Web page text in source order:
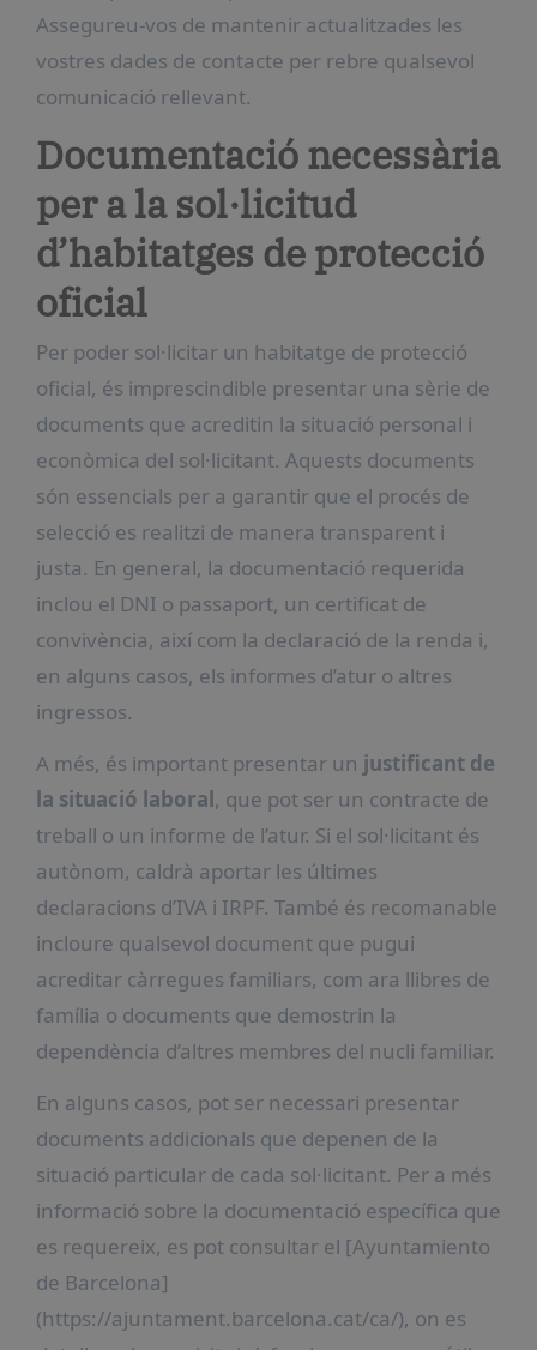
Assegureu-vos de mantenir actualitzades les
vostres dades de contacte per rebre qualsevol
comunicació rellevant.
Documentació necessària
per a la sol·licitud
d’habitatges de protecció
oficial
Per poder sol·licitar un habitatge de protecció
oficial, és imprescindible presentar una sèrie de
documents que acreditin la situació personal i
econòmica del sol·licitant. Aquests documents
són essencials per a garantir que el procés de
selecció es realitzi de manera transparent i
justa. En general, la documentació requerida
inclou el DNI o passaport, un certificat de
convivència, així com la declaració de la renda i,
en alguns casos, els informes d’atur o altres
ingressos.
A més, és important presentar un justificant de
la situació laboral, que pot ser un contracte de
treball o un informe de l’atur. Si el sol·licitant és
autònom, caldrà aportar les últimes
declaracions d’IVA i IRPF. També és recomanable
incloure qualsevol document que pugui
acreditar càrregues familiars, com ara llibres de
família o documents que demostrin la
dependència d’altres membres del nucli familiar.
En alguns casos, pot ser necessari presentar
documents addicionals que depenen de la
situació particular de cada sol·licitant. Per a més
informació sobre la documentació específica que
es requereix, es pot consultar el [Ayuntamiento
de Barcelona]
(https://ajuntament.barcelona.cat/ca/), on es